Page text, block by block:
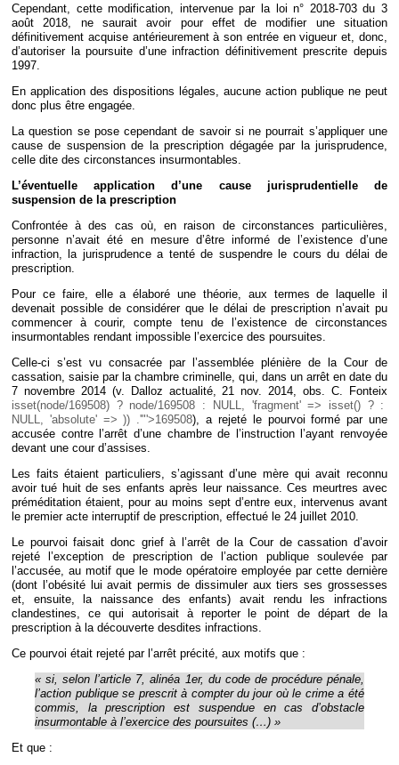
Cependant, cette modification, intervenue par la loi n° 2018-703 du 3
août 2018, ne saurait avoir pour effet de modifier une situation
définitivement acquise antérieurement à son entrée en vigueur et, donc,
d’autoriser la poursuite d’une infraction définitivement prescrite depuis
1997.
En application des dispositions légales, aucune action publique ne peut
donc plus être engagée.
La question se pose cependant de savoir si ne pourrait s’appliquer une
cause de suspension de la prescription dégagée par la jurisprudence,
celle dite des circonstances insurmontables.
L’éventuelle application d’une cause jurisprudentielle de
suspension de la prescription
Confrontée à des cas où, en raison de circonstances particulières,
personne n’avait été en mesure d’être informé de l’existence d’une
infraction, la jurisprudence a tenté de suspendre le cours du délai de
prescription.
Pour ce faire, elle a élaboré une théorie, aux termes de laquelle il
devenait possible de considérer que le délai de prescription n’avait pu
commencer à courir, compte tenu de l’existence de circonstances
insurmontables rendant impossible l’exercice des poursuites.
Celle-ci s’est vu consacrée par l’assemblée plénière de la Cour de
cassation, saisie par la chambre criminelle, qui, dans un arrêt en date du
7 novembre 2014 (v. Dalloz actualité, 21 nov. 2014, obs. C. Fonteix
isset(node/169508) ? node/169508 : NULL, 'fragment' => isset() ? :
NULL, 'absolute' => )) .'"'>169508), a rejeté le pourvoi formé par une
accusée contre l’arrêt d’une chambre de l’instruction l’ayant renvoyée
devant une cour d’assises.
Les faits étaient particuliers, s’agissant d’une mère qui avait reconnu
avoir tué huit de ses enfants après leur naissance. Ces meurtres avec
préméditation étaient, pour au moins sept d’entre eux, intervenus avant
le premier acte interruptif de prescription, effectué le 24 juillet 2010.
Le pourvoi faisait donc grief à l’arrêt de la Cour de cassation d’avoir
rejeté l’exception de prescription de l’action publique soulevée par
l’accusée, au motif que le mode opératoire employée par cette dernière
(dont l’obésité lui avait permis de dissimuler aux tiers ses grossesses
et, ensuite, la naissance des enfants) avait rendu les infractions
clandestines, ce qui autorisait à reporter le point de départ de la
prescription à la découverte desdites infractions.
Ce pourvoi était rejeté par l’arrêt précité, aux motifs que :
« si, selon l’article 7, alinéa 1er, du code de procédure pénale,
l’action publique se prescrit à compter du jour où le crime a été
commis, la prescription est suspendue en cas d’obstacle
insurmontable à l’exercice des poursuites (…) »
Et que :